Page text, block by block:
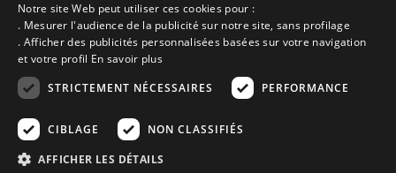
Armor-vacances n'est pas un organisme et ne touche aucune commission
sur les locations, c'est simplement un annuaire d'hébergements de
vacances en Bretagne, un service de petites annonces de location DE
PARTICULIER A PARTICULIER.
Avant de prendre possession du logement vous devez obtenir du
propriétaire un contrat qui stipule les clauses et le descriptif de la location,
grâce à ce contrat vous pouvez faire valoir vos droits si le logement ne
Notre site Web peut utiliser ces cookies pour :
. Mesurer l'audience de la publicité sur notre site, sans profilage
. Afficher des publicités personnalisées basées sur votre navigation
et votre profil En savoir plus
STRICTEMENT NÉCESSAIRES
PERFORMANCE
CIBLAGE NON CLASSIFIÉS
AFFICHER LES DÉTAILS